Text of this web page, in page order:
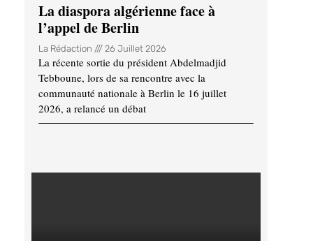
La diaspora algérienne face à
l’appel de Berlin
La Rédaction 26 Juillet 2026
La récente sortie du président Abdelmadjid
Tebboune, lors de sa rencontre avec la
communauté nationale à Berlin le 16 juillet
2026, a relancé un débat